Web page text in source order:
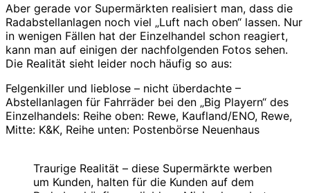
Aber gerade vor Supermärkten realisiert man, dass die
Radabstellanlagen noch viel „Luft nach oben“ lassen. Nur
in wenigen Fällen hat der Einzelhandel schon reagiert,
kann man auf einigen der nachfolgenden Fotos sehen.
Die Realität sieht leider noch häufig so aus:
Felgenkiller und lieblose – nicht überdachte –
Abstellanlagen für Fahrräder bei den „Big Playern“ des
Einzelhandels: Reihe oben: Rewe, Kaufland/ENO, Rewe,
Mitte: K&K, Reihe unten: Postenbörse Neuenhaus
Traurige Realität – diese Supermärkte werben
um Kunden, halten für die Kunden auf dem